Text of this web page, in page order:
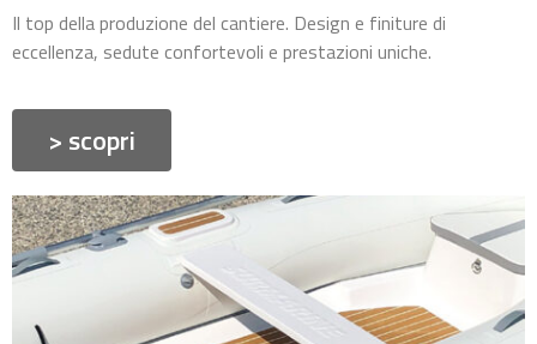
Il top della produzione del cantiere. Design e finiture di
eccellenza, sedute confortevoli e prestazioni uniche.
> scopri